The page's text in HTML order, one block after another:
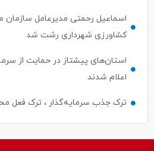
اسماعیل رحمتی مدیرعامل سازمان
کشاورزی شهرداری رشت شد
استان‌های پیشتاز در حمایت از
اعلام شدند
ترک جذب سرمایه‌گذار ، ترک